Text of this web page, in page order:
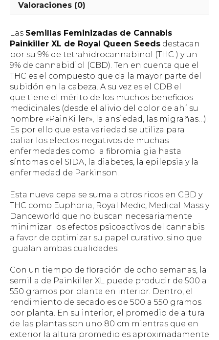
Valoraciones (0)
Las Semillas Feminizadas de Cannabis
Painkiller XL de Royal Queen Seeds destacan
por su 9% de tetrahidrocannabinol (THC ) y un
9% de cannabidiol (CBD). Ten en cuenta que el
THC es el compuesto que da la mayor parte del
subidón en la cabeza. A su vez es el CDB el
que tiene el mérito de los muchos beneficios
medicinales (desde el alivio del dolor de ahí su
nombre «PainKiller», la ansiedad, las migrañas…).
Es por ello que esta variedad se utiliza para
paliar los efectos negativos de muchas
enfermedades como la fibromialgia hasta
síntomas del SIDA, la diabetes, la epilepsia y la
enfermedad de Parkinson.
Esta nueva cepa se suma a otros ricos en CBD y
THC como Euphoria, Royal Medic, Medical Mass y
Danceworld que no buscan necesariamente
minimizar los efectos psicoactivos del cannabis
a favor de optimizar su papel curativo, sino que
igualan ambas cualidades.
Con un tiempo de floración de ocho semanas, la
semilla de Painkiller XL puede producir de 500 a
550 gramos por planta en interior. Dentro, el
rendimiento de secado es de 500 a 550 gramos
por planta. En su interior, el promedio de altura
de las plantas son uno 80 cm mientras que en
exterior la altura promedio es aproximadamente